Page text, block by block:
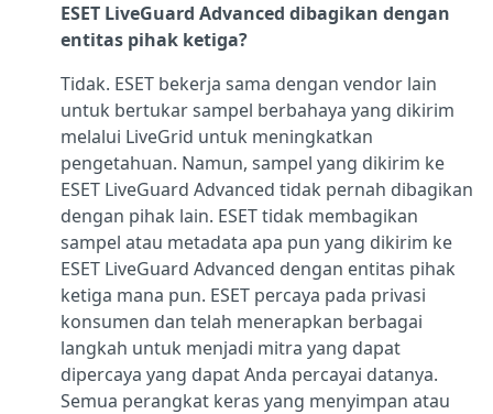
ESET LiveGuard Advanced dibagikan dengan
entitas pihak ketiga?
Tidak. ESET bekerja sama dengan vendor lain
untuk bertukar sampel berbahaya yang dikirim
melalui LiveGrid untuk meningkatkan
pengetahuan. Namun, sampel yang dikirim ke
ESET LiveGuard Advanced tidak pernah dibagikan
dengan pihak lain. ESET tidak membagikan
sampel atau metadata apa pun yang dikirim ke
ESET LiveGuard Advanced dengan entitas pihak
ketiga mana pun. ESET percaya pada privasi
konsumen dan telah menerapkan berbagai
langkah untuk menjadi mitra yang dapat
dipercaya yang dapat Anda percayai datanya.
Semua perangkat keras yang menyimpan atau